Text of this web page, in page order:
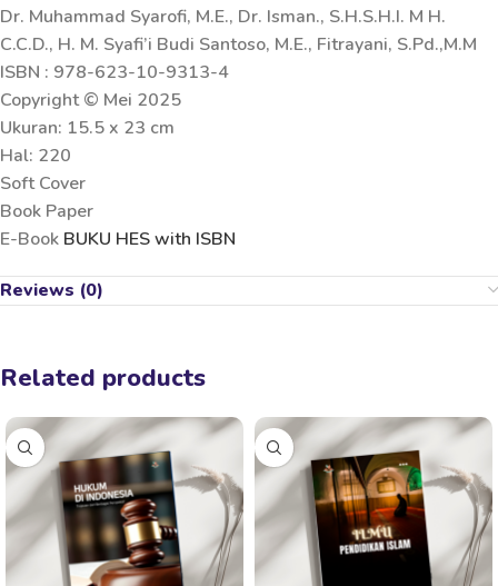
Dr. Muhammad Syarofi, M.E., Dr. Isman., S.H.S.H.I. M H.
C.C.D., H. M. Syafi’i Budi Santoso, M.E., Fitrayani, S.Pd.,M.M
ISBN : 978-623-10-9313-4
Copyright © Mei 2025
Ukuran: 15.5 x 23 cm
Hal: 220
Soft Cover
Book Paper
E-Book BUKU HES with ISBN
Reviews (0)
Related products